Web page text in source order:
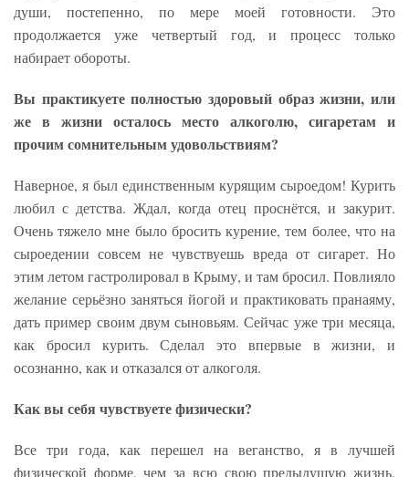
души, постепенно, по мере моей готовности. Это
продолжается уже четвертый год, и процесс только
набирает обороты.
Вы практикуете полностью здоровый образ жизни, или
же в жизни осталось место алкоголю, сигаретам и
прочим сомнительным удовольствиям?
Наверное, я был единственным курящим сыроедом! Курить
любил с детства. Ждал, когда отец проснётся, и закурит.
Очень тяжело мне было бросить курение, тем более, что на
сыроедении совсем не чувствуешь вреда от сигарет. Но
этим летом гастролировал в Крыму, и там бросил. Повлияло
желание серьёзно заняться йогой и практиковать пранаяму,
дать пример своим двум сыновьям. Сейчас уже три месяца,
как бросил курить. Сделал это впервые в жизни, и
осознанно, как и отказался от алкоголя.
Как вы себя чувствуете физически?
Все три года, как перешел на веганство, я в лучшей
физической форме, чем за всю свою предыдущую жизнь.